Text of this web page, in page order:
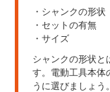
・シャンクの形状
・セットの有無
・サイズ
シャンクの形状と
す。電動工具本体
うに選びましょう。